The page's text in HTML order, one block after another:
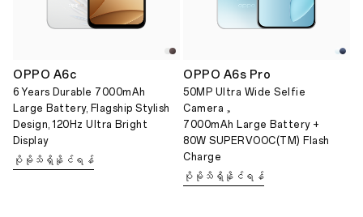
OPPO A6c
6 Years Durable 7000mAh
Large Battery, Flagship Stylish
Design, 120Hz Ultra Bright
Display
ပိုမိုသိရှိနိုင်ရန်
OPPO A6s Pro
50MP Ultra Wide Selfie
Camera，
7000mAh Large Battery +
80W SUPERVOOC(TM) Flash
Charge
ပိုမိုသိရှိနိုင်ရန်